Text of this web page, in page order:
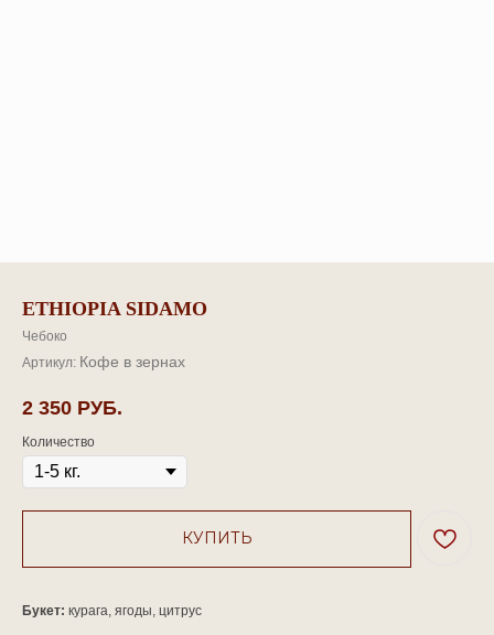
ETHIOPIA SIDAMO
Чебоко
Артикул: Кофе в зернах
2 350 РУБ.
Количество
КУПИТЬ
Букет: курага, ягоды, цитрус